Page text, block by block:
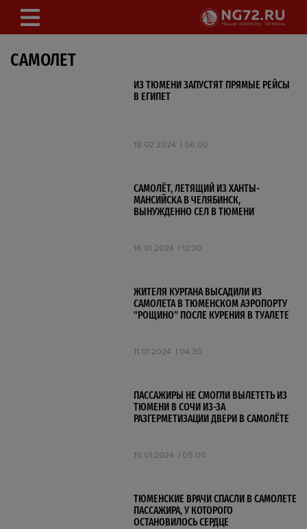
САМОЛЕТ
ИЗ ТЮМЕНИ ЗАПУСТЯТ ПРЯМЫЕ РЕЙСЫ
В ЕГИПЕТ
18.02.2024 06:00
САМОЛЁТ, ЛЕТЯЩИЙ ИЗ ХАНТЫ-
МАНСИЙСКА В ЧЕЛЯБИНСК,
ВЫНУЖДЕННО СЕЛ В ТЮМЕНИ
16.01.2024 12:30
ЖИТЕЛЯ КУРГАНА ВЫСАДИЛИ ИЗ
САМОЛЕТА В ТЮМЕНСКОМ АЭРОПОРТУ
"РОЩИНО" ПОСЛЕ КУРЕНИЯ В ТУАЛЕТЕ
11.01.2024 04:30
ПАССАЖИРЫ НЕ СМОГЛИ ВЫЛЕТЕТЬ ИЗ
ТЮМЕНИ В СОЧИ ИЗ-ЗА
РАЗГЕРМЕТИЗАЦИИ ДВЕРИ В САМОЛЁТЕ
10.01.2024 05:00
ТЮМЕНСКИЕ ВРАЧИ СПАСЛИ В САМОЛЕТЕ
ПАССАЖИРА, У КОТОРОГО
ОСТАНОВИЛОСЬ СЕРДЦЕ